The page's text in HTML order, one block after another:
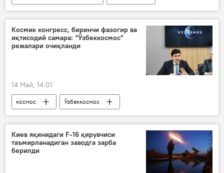
сунъий интеллект
Ўзбекистон
Космик конгресс, биринчи фазогир ва
иқтисодий самара: “Ўзбеккосмос”
режалари очиқланди
14 Май, 14:01
космос
Ўзбеккосмос
матбуот-анжуман
NASA (АҚШ аэронавтика ва космикни ўрганиш миллий идораси)
Жамият
Киев яқинидаги F-16 қирувчиси
таъмирланадиган заводга зарба
берилди